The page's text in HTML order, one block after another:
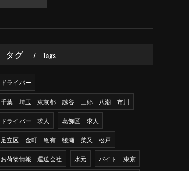
タグ Tags
ドライバー
千葉 埼玉 東京都 越谷 三郷 八潮 市川
ドライバー 求人 葛飾区 求人
足立区 金町 亀有 綾瀬 柴又 松戸
お荷物情報 運送会社 水元 バイト 東京